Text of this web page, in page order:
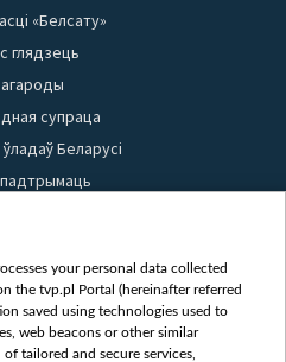
«Белсату»
глядзець
супраца
Беларусі
матэрыялаў
news
your personal data collected
the tvp.pl Portal (hereinafter referred
saved using technologies used to
web beacons or other similar
tailored and secure services,